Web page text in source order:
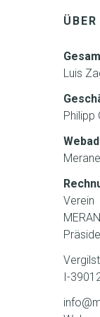
Luis
Philipp
Verein
I-